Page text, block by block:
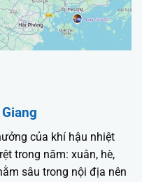
của khí hậu nhiệt
trong năm: xuân, hè,
sâu trong nội địa nên